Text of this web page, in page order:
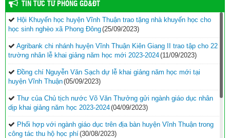
TIN TỨC TỪ PHÒNG GD&ĐT
Hội Khuyến học huyện Vĩnh Thuận trao tặng nhà khuyến học cho
học sinh nghèo xã Phong Đông(25/09/2023)
Agribank chi nhánh huyện Vĩnh Thuận Kiên Giang II trao tập cho 22
trường nhân lễ khai giảng năm học mới 2023-2024(11/09/2023)
Đồng chí Nguyễn Văn Sạch dự lễ khai giảng năm học mới tại
huyện Vĩnh Thuận(05/09/2023)
Thư của Chủ tịch nước Võ Văn Thưởng gửi ngành giáo dục nhân
dịp khai giảng năm học 2023-2024(04/09/2023)
Phối hợp với ngành giáo dục trên địa bàn huyện Vĩnh Thuận trong
công tác thu hộ học phí(30/08/2023)